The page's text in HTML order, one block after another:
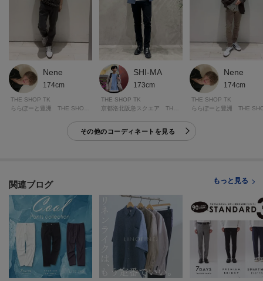
が異なる場合もございます。
＊＊＊＊＊＊＊＊＊＊＊＊＊＊＊＊＊＊＊＊＊＊＊＊＊＊＊＊
【お買い物をよりお楽しみいただくために♪】
＼＼気になるアイテムはお気に入り登録がおすすめ！／／
マイページにてお気に入り一覧もチェックできます！！
＊＊＊＊＊＊＊＊＊＊＊＊＊＊＊＊＊＊＊＊＊＊＊＊＊＊＊＊
Nene
174cm
THE SHOP TK
ららぽーと豊洲 THE SHOP TK
SHI-MA
173cm
THE SHOP TK
Nene
174cm
THE SHOP TK
その他のコーディネートを見る
関連ブログ もっと見る